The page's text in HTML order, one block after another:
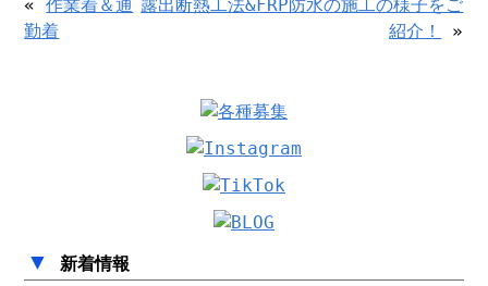
«作業着＆通
勤着
露出断熱工法&FRP防水の施工の様子をご
紹介！
»
▼ 新着情報